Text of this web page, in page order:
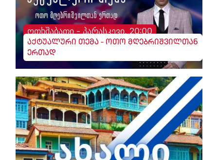
ოთხშაბათი - პარასკევი, 20:00
აქტუალური თემა - ოთო მღებრიშვილთან
ერთად